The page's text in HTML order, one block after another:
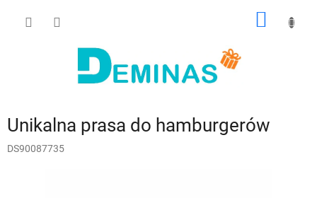
Unikalna prasa do hamburgerów
DS90087735